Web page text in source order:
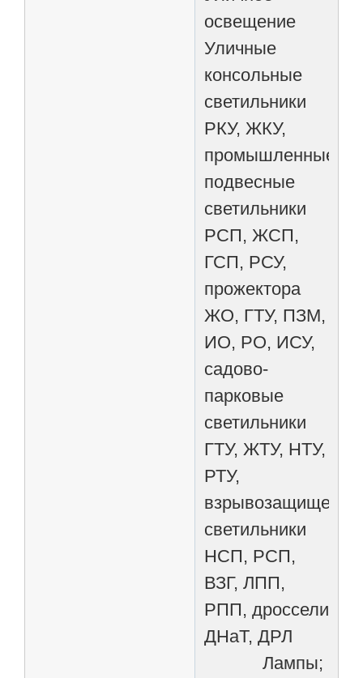
освещение
Уличные
консольные
светильники
РКУ, ЖКУ,
промышленные
подвесные
светильники
РСП, ЖСП,
ГСП, РСУ,
прожектора
ЖО, ГТУ, ПЗМ,
ИО, РО, ИСУ,
садово-
парковые
светильники
ГТУ, ЖТУ, НТУ,
РТУ,
светильники
НСП, РСП,
ВЗГ, ЛПП,
РПП, дроссели
ДНаТ, ДРЛ
Лампы;